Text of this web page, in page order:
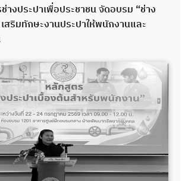
างประปาเพื่อประชาชน จัดอบรม “ช่าง
สริมทักษะงานประปาให้พนักงานและ